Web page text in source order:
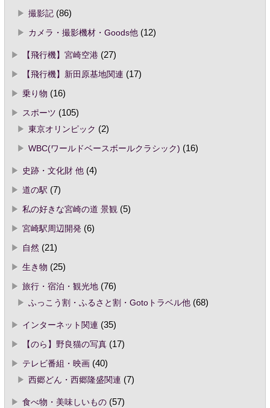
撮影記(86)
カメラ・撮影機材・Goods他(12)
【飛行機】宮崎空港(27)
【飛行機】新田原基地関連 (17)
乗り物 (16)
スポーツ (105)
東京オリンピック (2)
WBC(ワールドベースボールクラシック) (16)
史跡・文化財 他(4)
道の駅 (7)
私の好きな宮崎の道 景観(5)
宮崎駅周辺開発(6)
自然 (21)
生き物 (25)
旅行・宿泊・観光地(76)
ふっこう割・ふるさと割・Gotoトラベル他(68)
インターネット関連 (35)
【のら】野良猫の写真(17)
テレビ番組・映画(40)
西郷どん・西郷隆盛関連 (7)
食べ物・美味しいもの(57)